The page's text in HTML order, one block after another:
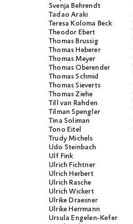
Svenja Behrendt
Tadao Araki
Teresa Koloma Beck
Theodor Ebert
Thomas Brussig
Thomas Heberer
Thomas Meyer
Thomas Oberender
Thomas Schmid
Thomas Sieverts
Thomas Ziehe
Till van Rahden
Tilman Spengler
Tina Soliman
Tono Eitel
Trudy Michels
Udo Steinbach
Ulf Fink
Ulrich Fichtner
Ulrich Herbert
Ulrich Rasche
Ulrich Wickert
Ulrike Draesner
Ulrike Herrmann
Ursula Engelen-Kefer